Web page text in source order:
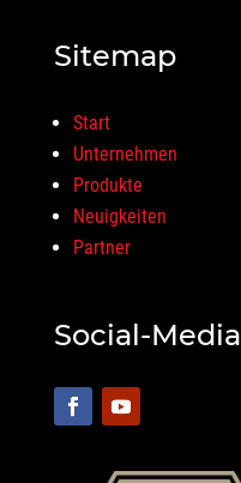
Sitemap
Start
Unternehmen
Produkte
Neuigkeiten
Partner
Social-Media